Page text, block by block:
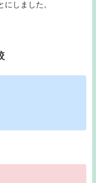
しました。